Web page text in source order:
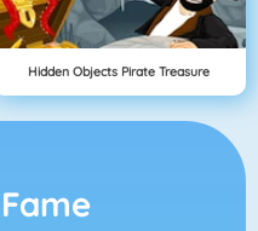
Hidden Objects Pirate Treasure
Fame